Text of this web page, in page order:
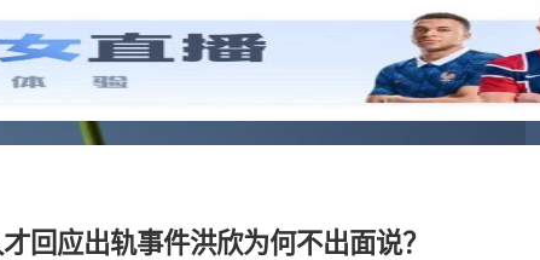
回应出轨事件洪欣为何不出面说？